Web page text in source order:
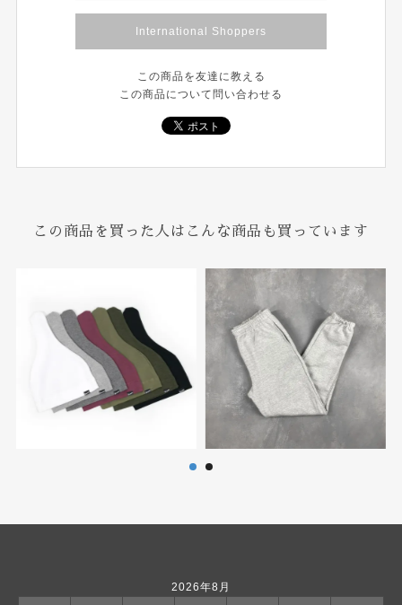
International Shoppers
この商品を友達に教える
この商品について問い合わせる
この商品を買った人はこんな商品も買っています
2026年8月